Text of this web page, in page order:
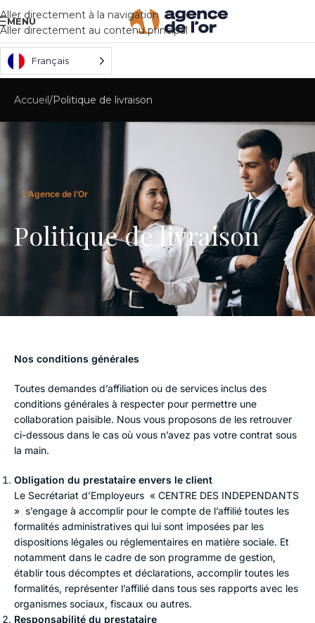
Aller directement à la navigation
Aller directement au contenu principal
MENU
Français
Accueil Politique de livraison
L’Agence de l’Or
Politique de livraison
Nos conditions générales
Toutes demandes d’affiliation ou de services inclus des
conditions générales à respecter pour permettre une
collaboration paisible. Nous vous proposons de les retrouver
ci-dessous dans le cas où vous n’avez pas votre contrat sous
la main.
Obligation du prestataire envers le client
Le Secrétariat d’Employeurs « CENTRE DES INDEPENDANTS
» s’engage à accomplir pour le compte de l’affilié toutes les
formalités administratives qui lui sont imposées par les
dispositions légales ou réglementaires en matière sociale. Et
notamment dans le cadre de son programme de gestion,
établir tous décomptes et déclarations, accomplir toutes les
formalités, représenter l’affilié dans tous ses rapports avec les
organismes sociaux, fiscaux ou autres.
Responsabilité du prestataire